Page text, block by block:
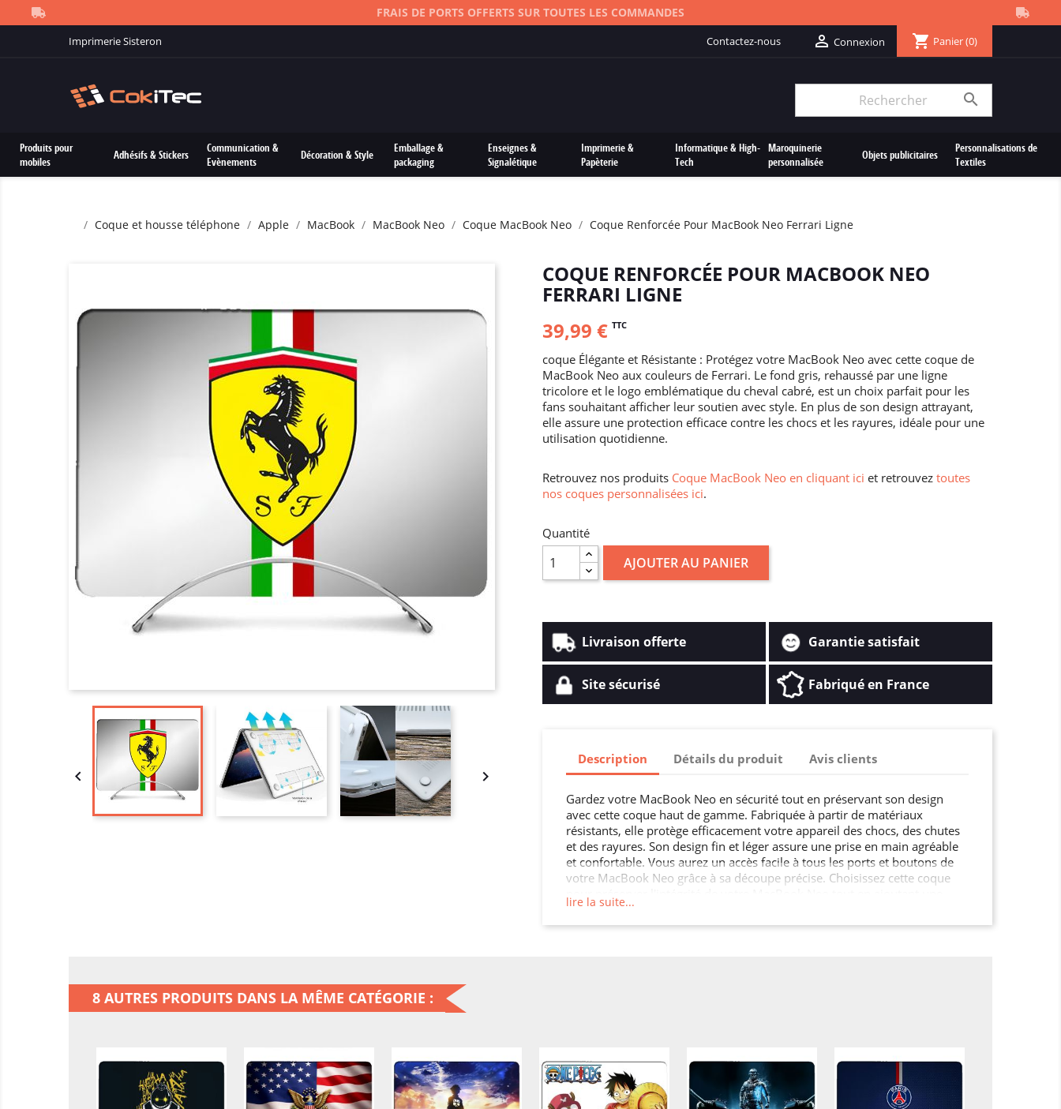
FRAIS DE PORTS OFFERTS SUR TOUTES LES COMMANDES
Imprimerie Sisteron Contactez-nous  Connexion shopping_cart Panier(0)

Produits pour
mobiles
Adhésifs & Stickers
Communication &
Evènements
Décoration & Style
Emballage &
packaging
Enseignes &
Signalétique
Imprimerie &
Papèterie
Informatique & High-
Tech
Maroquinerie
personnalisée
Objets publicitaires
Personnalisations de
Textiles
Coque et housse téléphone Apple MacBook MacBook Neo Coque MacBook Neo Coque Renforcée Pour MacBook Neo Ferrari Ligne
 
COQUE RENFORCÉE POUR MACBOOK NEO
FERRARI LIGNE
39,99 € TTC
coque Élégante et Résistante : Protégez votre MacBook Neo avec cette coque de
MacBook Neo aux couleurs de Ferrari. Le fond gris, rehaussé par une ligne
tricolore et le logo emblématique du cheval cabré, est un choix parfait pour les
fans souhaitant afficher leur soutien avec style. En plus de son design attrayant,
elle assure une protection efficace contre les chocs et les rayures, idéale pour une
utilisation quotidienne.
Retrouvez nos produits Coque MacBook Neo en cliquant ici et retrouvez toutes
nos coques personnalisées ici.
Quantité
AJOUTER AU PANIER
Livraison offerte Garantie satisfait
Site sécurisé Fabriqué en France
Description Détails du produit Avis clients
Gardez votre MacBook Neo en sécurité tout en préservant son design
avec cette coque haut de gamme. Fabriquée à partir de matériaux
résistants, elle protège efficacement votre appareil des chocs, des chutes
et des rayures. Son design fin et léger assure une prise en main agréable
et confortable. Vous aurez un accès facile à tous les ports et boutons de
votre MacBook Neo grâce à sa découpe précise. Choisissez cette coque
touche de sophistication.
lire la suite...
8 AUTRES PRODUITS DANS LA MÊME CATÉGORIE :